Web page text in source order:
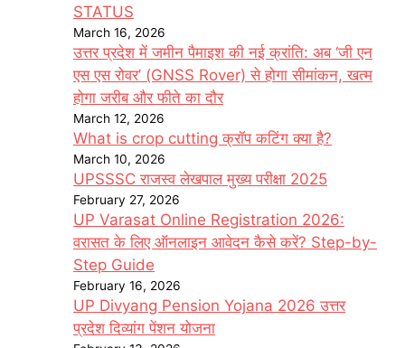
STATUS
March 16, 2026
उत्तर प्रदेश में जमीन पैमाइश की नई क्रांति: अब ‘जी एन
एस एस रोवर’ (GNSS Rover) से होगा सीमांकन, खत्म
होगा जरीब और फीते का दौर
March 12, 2026
What is crop cutting क्रॉप कटिंग क्या है?
March 10, 2026
UPSSSC राजस्व लेखपाल मुख्य परीक्षा 2025
February 27, 2026
UP Varasat Online Registration 2026:
वरासत के लिए ऑनलाइन आवेदन कैसे करें? Step-by-
Step Guide
February 16, 2026
UP Divyang Pension Yojana 2026 उत्तर
प्रदेश दिव्यांग पेंशन योजना